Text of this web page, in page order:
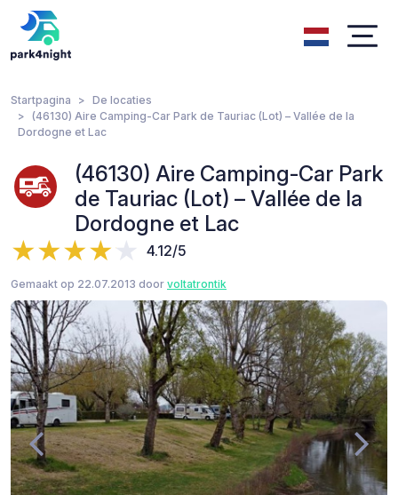
Startpagina
De locaties
(46130) Aire Camping-Car Park de Tauriac (Lot) – Vallée de la
Dordogne et Lac
(46130) Aire Camping-Car Park
de Tauriac (Lot) – Vallée de la
Dordogne et Lac
4.12/5
Gemaakt op 22.07.2013 door voltatrontik